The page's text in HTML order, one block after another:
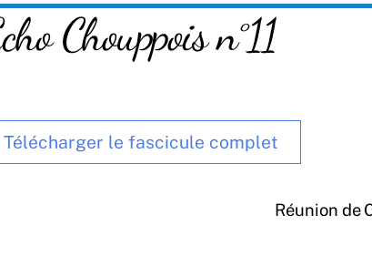
Chouppois n°11
Télécharger le fascicule complet
Réunion de